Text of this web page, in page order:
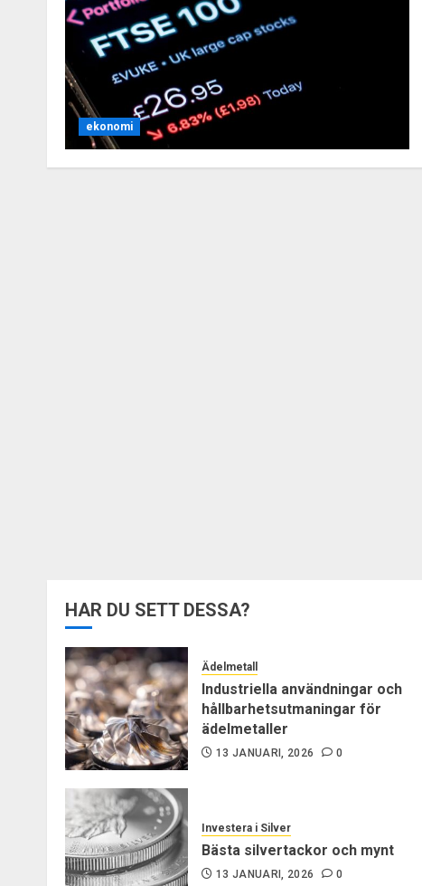
ekonomi
HAR DU SETT DESSA?
Ädelmetall
Industriella användningar och
hållbarhetsutmaningar för
ädelmetaller
13 JANUARI, 2026 0
Investera i Silver
Bästa silvertackor och mynt
13 JANUARI, 2026 0